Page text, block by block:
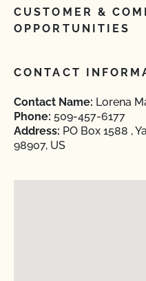
CUSTOMER &
OPPORTUNITIES
CONTACT
Contact Name: Lorena
Phone: 509-457-6177
Address: PO Box 1588 ,
98907, US